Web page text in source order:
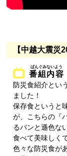
【中越大震災
番組内容
防災食紹介とい
ました！
保存食というと
が、こちらの『
るパンと遜色な
食べて美味しく
色々な防災食が